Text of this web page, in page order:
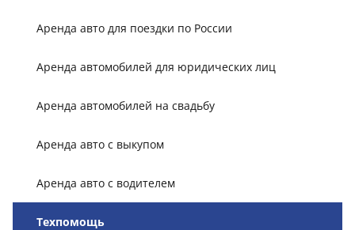
Аренда авто для поездки по России
Аренда автомобилей для юридических лиц
Аренда автомобилей на свадьбу
Аренда авто с выкупом
Аренда авто с водителем
Техпомощь